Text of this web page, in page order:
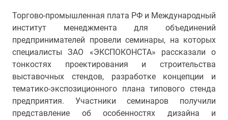
Торгово-промышленная плата РФ и Международный
институт менеджмента для объединений
предпринимателей провели семинары, на которых
специалисты ЗАО «ЭКСПОКОНСТА» рассказали о
тонкостях проектирования и строительства
выставочных стендов, разработке концепции и
тематико-экспозиционного плана типового стенда
предприятия. Участники семинаров получили
представление об особенностях дизайна и